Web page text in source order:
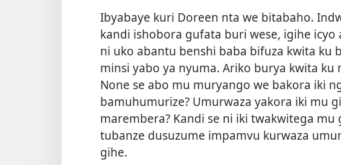
Ibyabaye kuri Doreen nta we bitabaho.
kandi ishobora gufata buri wese, igihe icyo
ni uko abantu benshi baba bifuza kwita ku
minsi yabo ya nyuma. Ariko burya kwita ku
None se abo mu muryango we bakora iki
bamuhumurize? Umurwaza yakora iki mu
marembera? Kandi se ni iki twakwitega mu
tubanze dusuzume impamvu kurwaza
gihe.